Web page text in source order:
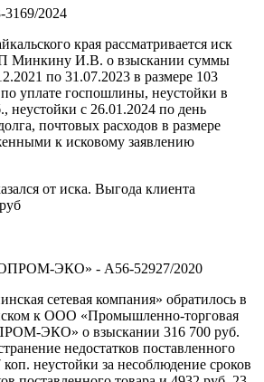
2024
края рассматривается иск
Минкину И.В. о взыскании суммы
по 31.07.2023 в размере 103
уплате госпошлины, неустойки в
неустойки с 26.01.2024 по день
почтовых расходов в размере
к исковому заявлению
от иска. Выгода клиента
ЭКО» - А56-52927/2020
сетевая компания» обратилось в
к ООО «Промышленно-торговая
ЭКО» о взыскании 316 700 руб.
недостатков поставленного
неустойки за несоблюдение сроков